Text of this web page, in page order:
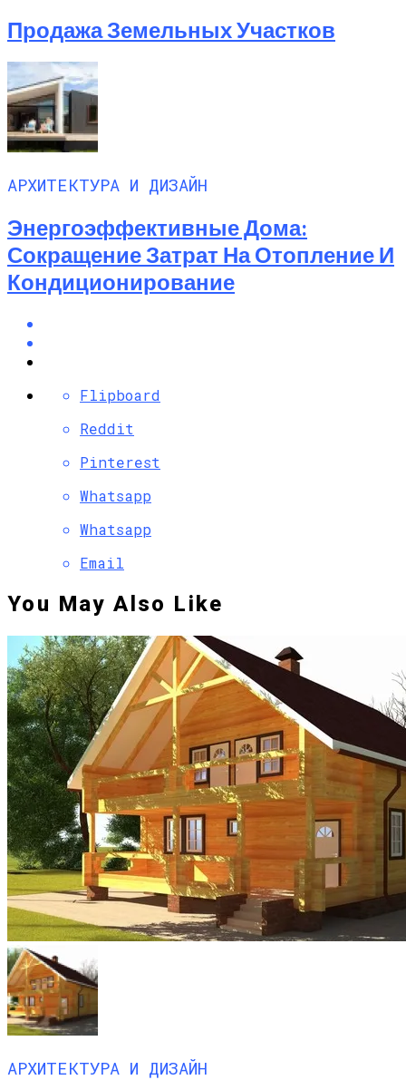
Продажа Земельных Участков
АРХИТЕКТУРА И ДИЗАЙН
Энергоэффективные Дома:
Сокращение Затрат На Отопление И
Кондиционирование
Flipboard
Reddit
Pinterest
Whatsapp
Whatsapp
Email
You May Also Like
АРХИТЕКТУРА И ДИЗАЙН